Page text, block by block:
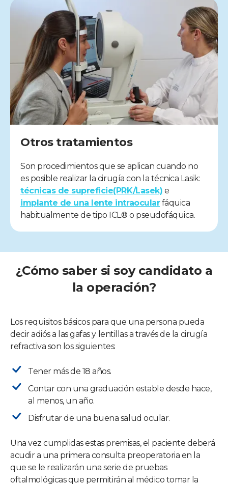
Otros tratamientos
Son procedimientos que se aplican cuando no
es posible realizar la cirugía con la técnica Lasik:
técnicas de supreficie(PRK/Lasek) e
implante de una lente intraocularfáquica
habitualmente de tipo ICL® o pseudofáquica.
¿Cómo saber si soy candidato a
la operación?
Los requisitos básicos para que una persona pueda
decir adiós a las gafas y lentillas a través de la cirugía
refractiva son los siguientes:
Tener más de 18 años.
Contar con una graduación estable desde hace,
al menos, un año.
Disfrutar de una buena salud ocular.
Una vez cumplidas estas premisas, el paciente deberá
acudir a una primera consulta preoperatoria en la
que se le realizarán una serie de pruebas
oftalmológicas que permitirán al médico tomar la